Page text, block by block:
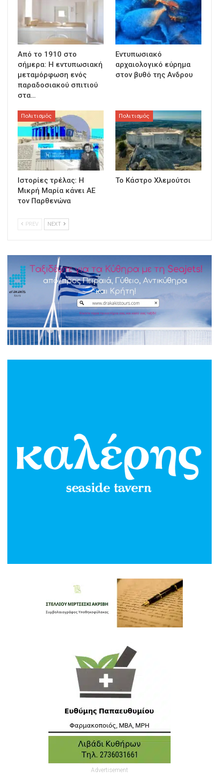
Από το 1910 στο
σήμερα: Η εντυπωσιακή
μεταμόρφωση ενός
παραδοσιακού σπιτιού
στα…
Εντυπωσιακό
αρχαιολογικό εύρημα
στον βυθό της Ανδρου
Πολιτισμός
Ιστορίες τρέλας: Η
Μικρή Μαρία κάνει ΑΕ
τον Παρθενώνα
Πολιτισμός
Το Κάστρο Χλεμούτσι
PREV NEXT
Advertisement